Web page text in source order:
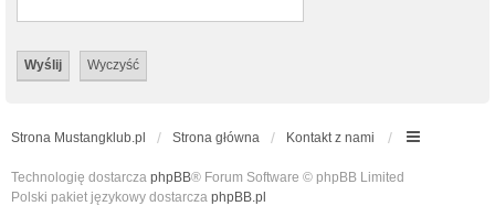
Strona Mustangklub.pl Strona główna Kontakt z nami
Technologię dostarcza phpBB® Forum Software © phpBB Limited
Polski pakiet językowy dostarcza phpBB.pl